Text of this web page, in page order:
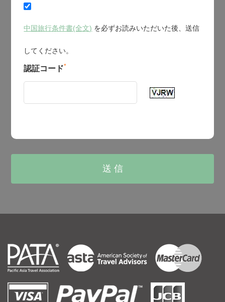
中国旅行条件書(全文) を必ずお読みいただいた後、送信
してください。
認証コード*